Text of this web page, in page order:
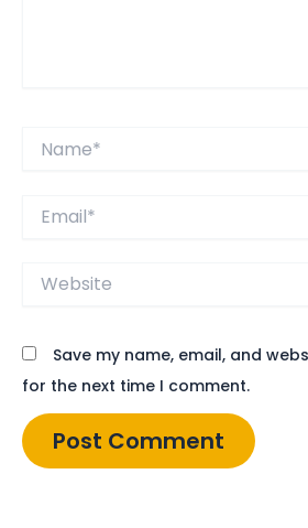
Website
Save my name, email, and
for the next time I comment.